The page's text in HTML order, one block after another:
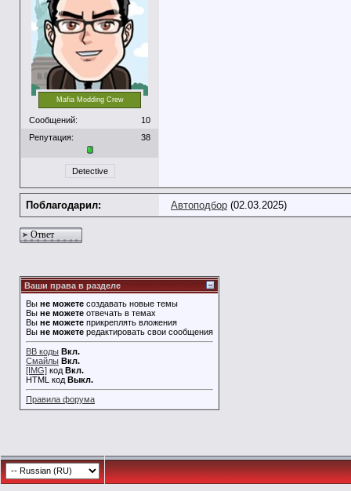
Mafia Modding Crew
Сообщений:
10
Репутация:
38
Detective
Поблагодарил: Автоподбор (02.03.2025)
Ответ
Ваши права в разделе
Вы не можете создавать новые темы
Вы не можете отвечать в темах
Вы не можете прикреплять вложения
Вы не можете редактировать свои сообщения
BB коды Вкл.
Смайлы Вкл.
[IMG] код Вкл.
HTML код Выкл.
Правила форума